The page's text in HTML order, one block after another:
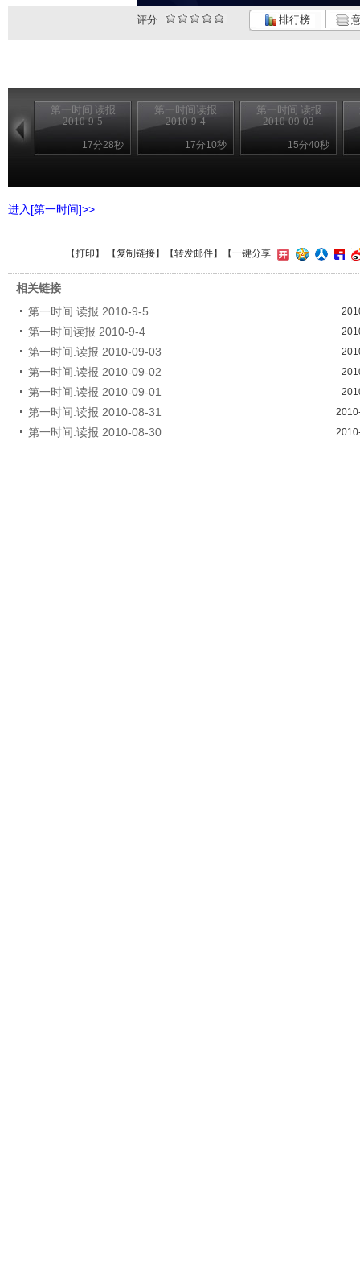
评分 排行榜
第一时间.读报
2010-9-5
17分28秒
第一时间读报
2010-9-4
17分10秒
第一时间.读报
2010-09-03
15分40秒
进入[第一时间]>>
【打印 】 【复制链接】【转发邮件】 【一键分享
相关链接
第一时间.读报 2010-9-5
第一时间读报 2010-9-4
第一时间.读报 2010-09-03
第一时间.读报 2010-09-02
第一时间.读报 2010-09-01
第一时间.读报 2010-08-31
第一时间.读报 2010-08-30